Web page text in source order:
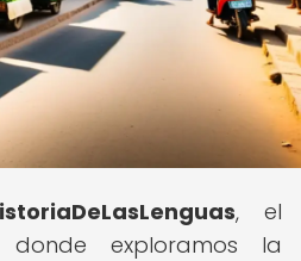
, el
exploramos la